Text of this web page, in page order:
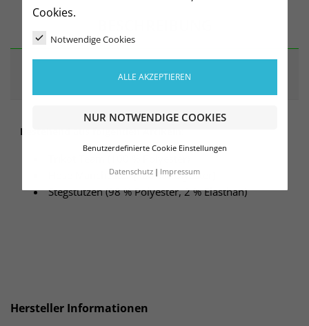
Cookies.
Notwendige Cookies
ALLE AKZEPTIEREN
NUR NOTWENDIGE COOKIES
Benutzerdefinierte Cookie Einstellungen
Datenschutz Impressum
ARTIKELDETAILS
Bestehend aus folgenden Artikeln:
Hose Manchester (100 % Polyester)
Stegstutzen (98 % Polyester, 2 % Elasthan)
Hersteller Informationen